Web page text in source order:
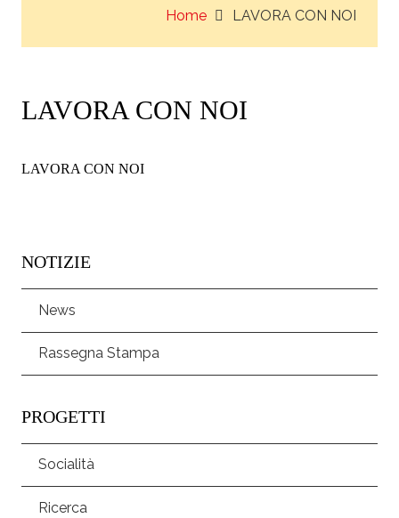
Home LAVORA CON NOI
LAVORA CON NOI
LAVORA CON NOI
NOTIZIE
News
Rassegna Stampa
PROGETTI
Socialità
Ricerca